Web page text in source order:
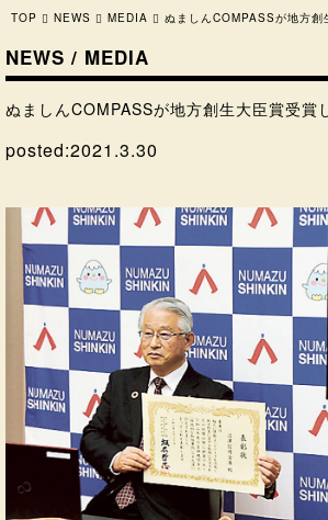
TOP NEWS MEDIA ぬましんCOMPASSが地方創
NEWS / MEDIA
ぬましんCOMPASSが地方創生大臣賞受賞
posted:2021.3.30